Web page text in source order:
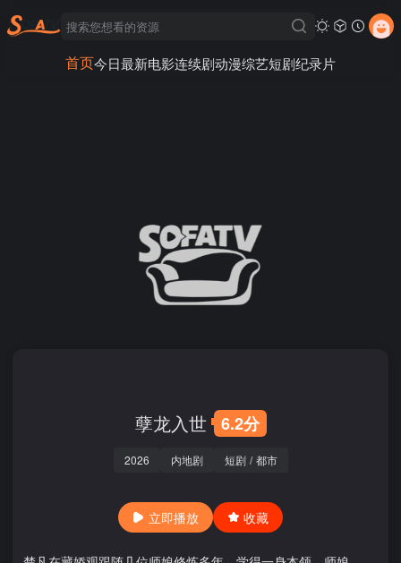
首页今日最新电影连续剧动漫综艺短剧纪录片
孽龙入世 6.2分
2026 内地剧 短剧 / 都市
立即播放 收藏